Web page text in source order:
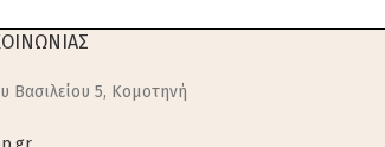
Βασιλείου 5, Κομοτηνή